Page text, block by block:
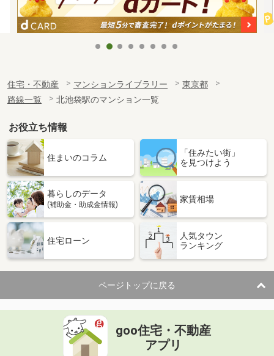
住宅・不動産 マンションライブラリー
東京都
路線一覧
北池袋駅のマンション一覧
お役立ち情報
住まいのコラム
「住みたい街」
を見つけよう
暮らしのデータ
(補助金・助成金情報)
家賃相場
住宅ローン
人気タウン
ランキング
ページトップに戻る
goo住宅・不動産
アプリ